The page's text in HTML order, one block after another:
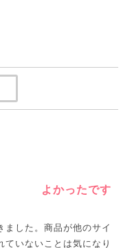
よかったです
ました。商品が他のサイ
ていないことは気になり